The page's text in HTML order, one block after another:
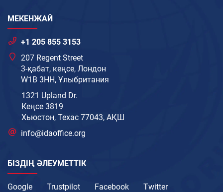
МЕКЕНЖАЙ
+1 205 855 3153
207 Regent Street
3-қабат, кеңсе, Лондон
W1B 3HH, Ұлыбритания
1321 Upland Dr.
Кеңсе 3819
Хьюстон, Техас 77043, АҚШ
info@idaoffice.org
БІЗДІҢ ӘЛЕУМЕТТІК
Google Trustpilot Facebook
Twitter